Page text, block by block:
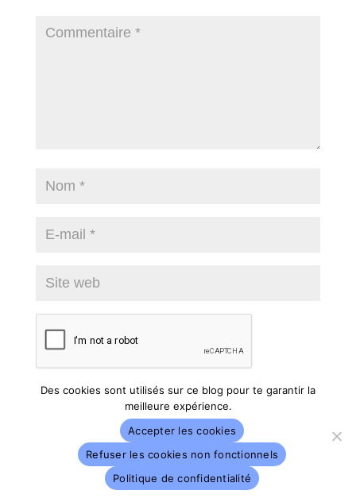
Notifiez-
moi des commentaires à venir via e-mail. Vous
vous abonnersans commenter.
Soumettre le commentaire
Des cookies sont utilisés sur ce blog pour te garantir la
meilleure expérience.
Accepter les cookies
Refuser les cookies non fonctionnels
Politique de confidentialité